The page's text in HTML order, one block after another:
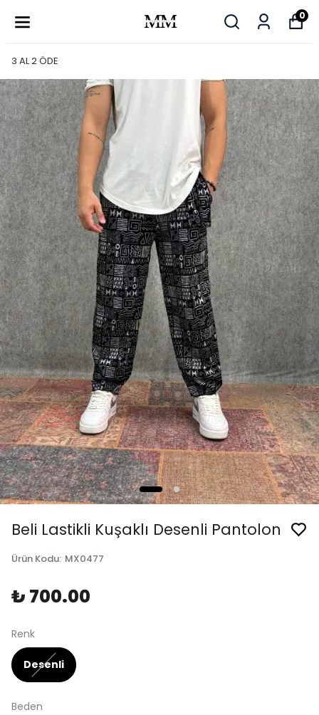
0
3 AL 2 ÖDE
Beli Lastikli Kuşaklı Desenli Pantolon
Ürün Kodu: MX0477
₺ 700.00
Renk
Desenli
Beden